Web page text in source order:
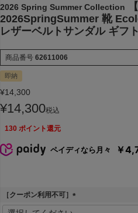
2026 Spring Summer Collection
2026SpringSummer 靴
レザーベルトサンダル ギフ
商品番号 62611006
即納
¥14,300
¥14,300税込
130 ポイント還元
ペイディなら月々 ￥
［クーポン利用不可］
(